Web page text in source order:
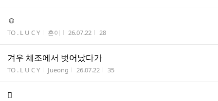
☺️
게시판명
TO . L U C Y 작성자
흔이 작성시간
26.07.22 조회수
28
겨우 체조에서 벗어났다가
게시판명
TO . L U C Y 작성자
Jueong 작성시간
26.07.22 조회수
35
🫪